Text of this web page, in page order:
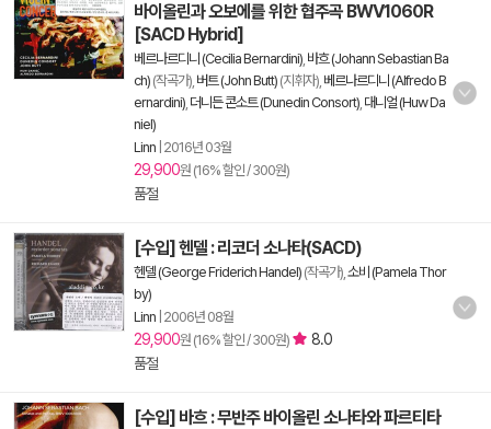
바이올린과 오보에를 위한 협주곡 BWV1060R
[SACD Hybrid]
베르나르디니 (Cecilia Bernardini) 바흐 (Johann Sebastian Ba
ch) (작곡가), 버트 (John Butt) (지휘자), 베르나르디니 (Alfredo B
ernardini) 더니든 콘소트 (Dunedin Consort) 대니얼 (Huw Da
niel)
Linn 2016년 03월
29,900원 (16% 할인 / 300원)
품절
[수입] 헨델 : 리코더 소나타(SACD)
헨델 (George Friderich Handel) (작곡가), 소비 (Pamela Thor
by)
Linn 2006년 08월
29,900원 (16% 할인 / 300원)
8.0
품절
[수입] 바흐 : 무반주 바이올린 소나타와 파르티타